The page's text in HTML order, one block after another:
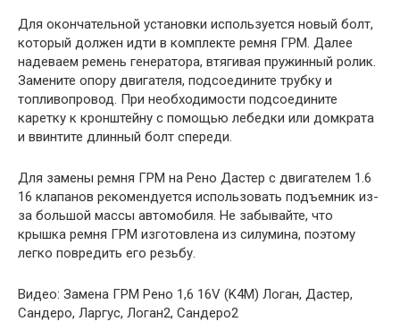
Для окончательной установки используется новый болт,
который должен идти в комплекте ремня ГРМ. Далее
надеваем ремень генератора, втягивая пружинный ролик.
Замените опору двигателя, подсоедините трубку и
топливопровод. При необходимости подсоедините
каретку к кронштейну с помощью лебедки или домкрата
и ввинтите длинный болт спереди.
Для замены ремня ГРМ на Рено Дастер с двигателем 1.6
16 клапанов рекомендуется использовать подъемник из-
за большой массы автомобиля. Не забывайте, что
крышка ремня ГРМ изготовлена ​​из силумина, поэтому
легко повредить его резьбу.
Видео: Замена ГРМ Рено 1,6 16V (K4M) Логан, Дастер,
Сандеро, Ларгус, Логан2, Сандеро2